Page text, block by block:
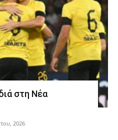
στη Νέα
2026